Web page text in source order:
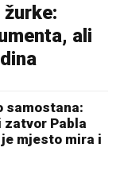
ali
samostana:
zatvor Pabla
mjesto mira i